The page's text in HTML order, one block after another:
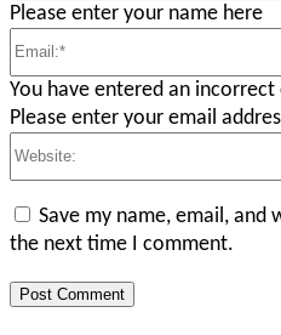
Please enter your name here
You have entered an incorrect
Please enter your email
Save my name, email,
the next time I comment.